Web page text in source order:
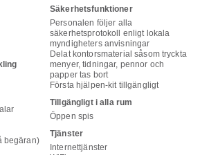
begäran)
Säkerhetsfunktioner
Personalen följer alla
säkerhetsprotokoll enligt lokala
myndigheters anvisningar
Delat kontorsmaterial såsom tryckta
menyer, tidningar, pennor och
papper tas bort
Första hjälpen-kit tillgängligt
Tillgängligt i alla rum
Öppen spis
Tjänster
Internettjänster